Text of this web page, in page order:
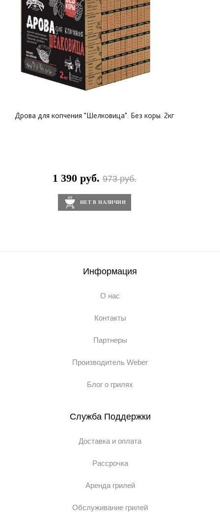
добавок и искусственных веществ, что делает его
безопасным для использования в кулинарии.
Дрова для копчения "Шелковица". Без коры. 2кг
1 390 руб. 973 руб.
НЕТ В НАЛИЧИИ
Информация
О нас
Контакты
Партнеры
Производитель Weber
Блог о грилях
Служба Поддержки
Доставка и оплата
Рассрочка
Аренда грилей
Обслуживание грилей